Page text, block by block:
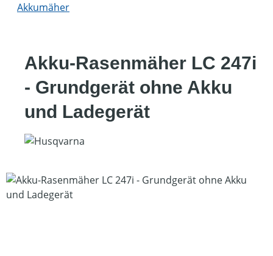
Akkumäher
Akku-Rasenmäher LC 247i
- Grundgerät ohne Akku
und Ladegerät
Bildergalerie überspringen